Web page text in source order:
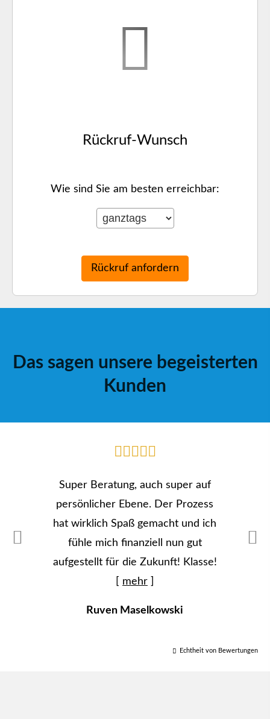
Rück­ruf-Wunsch
Wie sind Sie am besten erreichbar:
Das sagen unsere begeisterten
Kunden
Super Beratung, auch super auf
persönlicher Ebene. Der Prozess
hat wirklich Spaß gemacht und ich
fühle mich finanziell nun gut
aufgestellt für die Zukunft! Klasse!
mehr]
Ruven Maselkowski
Echtheit von Bewertungen